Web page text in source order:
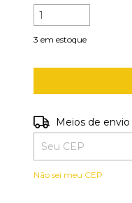
3 em estoque
Entregas para o CEP:
Meios de envio
Não sei meu CEP